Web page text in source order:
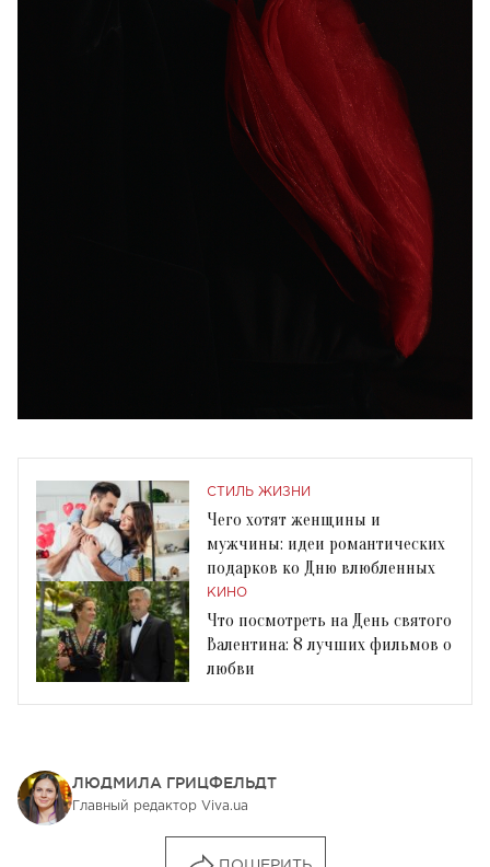
СТИЛЬ ЖИЗНИ
Чего хотят женщины и
мужчины: идеи романтических
подарков ко Дню влюбленных
КИНО
Что посмотреть на День святого
Валентина: 8 лучших фильмов о
любви
ЛЮДМИЛА ГРИЦФЕЛЬДТ
Главный редактор Viva.ua